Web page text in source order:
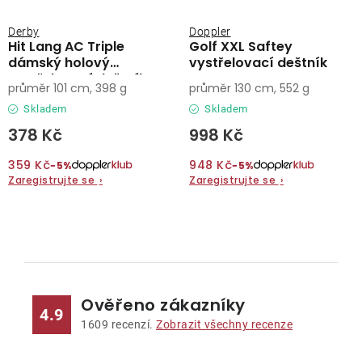
Hit Lang AC Triple
dámský holový
vystřelovací deštník
Derby
Skladem
378 Kč
359 Kč−5%
Zaregistrujte se ›
průměr 101 cm, 398 g
Golf XXL Saftey
vystřelovací deštník
Doppler
Skladem
998 Kč
948 Kč−5%
Zaregistrujte se ›
průměr 130 cm, 552 g
4.9 Ověřeno zákazníky
1609 recenzí. Zobrazit všechny recenze